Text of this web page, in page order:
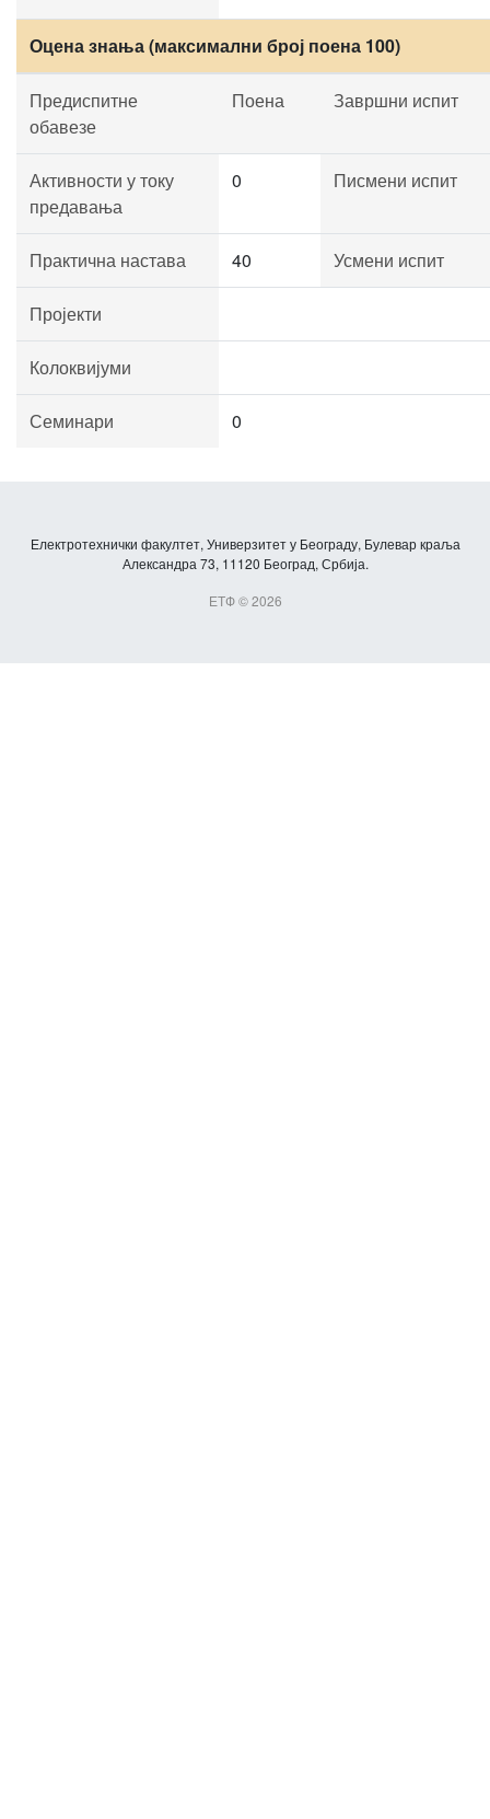
Оцена знања (максимални број поена 100)
Предиспитне
обавезе
Поена Завршни испит
Активности у току
предавања
0 Писмени испит
Практична настава 40 Усмени испит
Пројекти
Колоквијуми
Семинари 0
Електротехнички факултет, Универзитет у Београду, Булевар краља
Александра 73, 11120 Београд, Србија.
ЕТФ © 2026